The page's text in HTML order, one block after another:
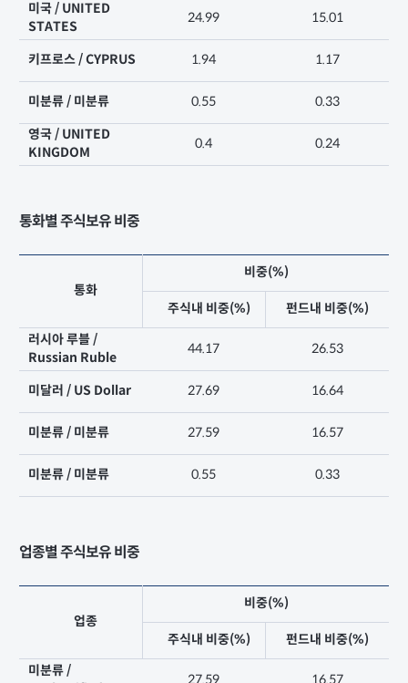
미국 / UNITED
STATES
24.99 15.01
키프로스 / CYPRUS 1.94 1.17
미분류 / 미분류 0.55 0.33
영국 / UNITED
KINGDOM
0.4 0.24
통화별 주식보유 비중
통화
비중(%)
주식내 비중(%)
펀드내 비중(%)
러시아 루블 /
Russian Ruble
44.17 26.53
미달러 / US Dollar 27.69 16.64
미분류 / 미분류 27.59 16.57
미분류 / 미분류 0.55 0.33
업종별 주식보유 비중
업종
비중(%)
주식내 비중(%)
펀드내 비중(%)
미분류 /
27.59 16.57